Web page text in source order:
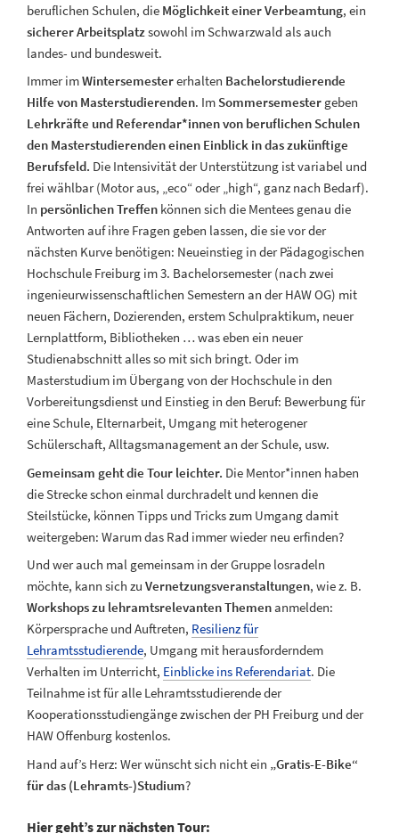
beruflichen Schulen, die Möglichkeit einer Verbeamtung, ein
sicherer Arbeitsplatzsowohl im Schwarzwald als auch
landes- und bundesweit.
Immer imWintersemestererhalten Bachelorstudierende
Hilfe von Masterstudierenden. Im Sommersemester geben
Lehrkräfte und Referendar*innen von beruflichen Schulen
den Masterstudierenden einen Einblick in das zukünftige
Berufsfeld. Die Intensivität der Unterstützung ist variabel und
frei wählbar (Motor aus, „eco“ oder „high“, ganz nach Bedarf).
In persönlichen Treffen können sich die Mentees genau die
Antworten auf ihre Fragen geben lassen, die sie vor der
nächsten Kurve benötigen: Neueinstieg in der Pädagogischen
Hochschule Freiburg im 3. Bachelorsemester (nach zwei
ingenieurwissenschaftlichen Semestern an der HAW OG) mit
neuen Fächern, Dozierenden, erstem Schulpraktikum, neuer
Lernplattform, Bibliotheken … was eben ein neuer
Studienabschnitt alles so mit sich bringt. Oder im
Masterstudium im Übergang von der Hochschule in den
Vorbereitungsdienst und Einstieg in den Beruf: Bewerbung für
eine Schule, Elternarbeit, Umgang mit heterogener
Schülerschaft, Alltagsmanagement an der Schule, usw.
Gemeinsam geht die Tour leichter. Die Mentor*innen haben
die Strecke schon einmal durchradelt und kennen die
Steilstücke, können Tipps und Tricks zum Umgang damit
weitergeben: Warum das Rad immer wieder neu erfinden?
Und wer auch mal gemeinsam in der Gruppe losradeln
möchte, kann sich zu Vernetzungsveranstaltungen, wie z. B.
Workshops zu lehramtsrelevanten Themenanmelden:
Körpersprache und Auftreten, Resilienz für
Lehramtsstudierende, Umgang mit herausforderndem
Verhalten im Unterricht, Einblicke ins Referendariat. Die
Teilnahme ist für alle Lehramtsstudierende der
Kooperationsstudiengänge zwischen der PH Freiburg und der
HAW Offenburg kostenlos.
Hand auf’s Herz: Wer wünscht sich nicht ein „Gratis-E-Bike“
für das (Lehramts-)Studium?
Hier geht’s zur nächsten Tour: